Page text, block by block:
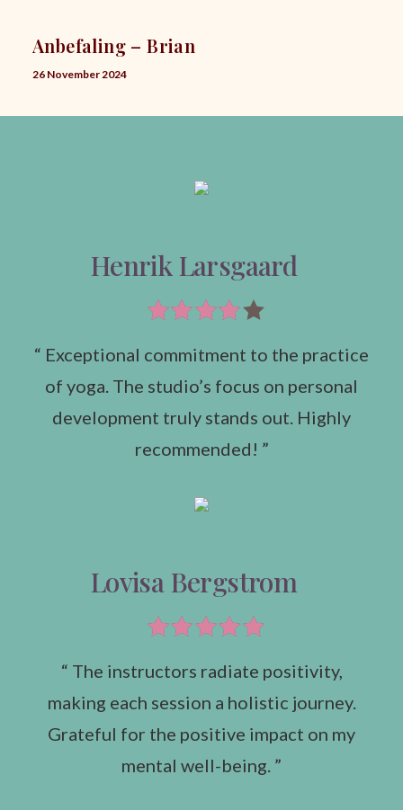
Anbefaling – Brian
26 November 2024
Henrik Larsgaard
“ Exceptional commitment to the practice
of yoga. The studio’s focus on personal
development truly stands out. Highly
recommended! ”
Lovisa Bergstrom
“ The instructors radiate positivity,
making each session a holistic journey.
Grateful for the positive impact on my
mental well-being. ”